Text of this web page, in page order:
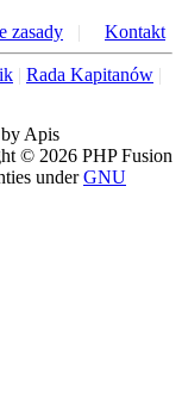
zasady | Kontakt
| Rada Kapitanów |
Apis
© 2026 PHP Fusion
underGNU